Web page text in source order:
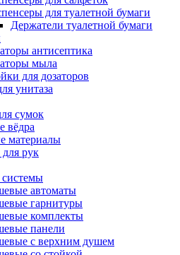
для туалетной бумаги
Держатели туалетной бумаги
антисептика
мыла
для дозаторов
унитаза
сумок
вёдра
материалы
рук
автоматы
гарнитуры
комплекты
панели
с верхним душем